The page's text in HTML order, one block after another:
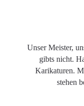
Unser Meister,
gibts nicht.
Karikaturen.
stehen